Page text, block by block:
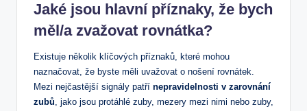
Jaké jsou hlavní příznaky, že bych
měl/a zvažovat rovnátka?
Existuje několik klíčových příznaků, které mohou
naznačovat, že byste měli uvažovat o nošení rovnátek.
Mezi nejčastější signály patří nepravidelnosti v zarovnání
zubů, jako jsou protáhlé zuby, mezery mezi nimi nebo zuby,